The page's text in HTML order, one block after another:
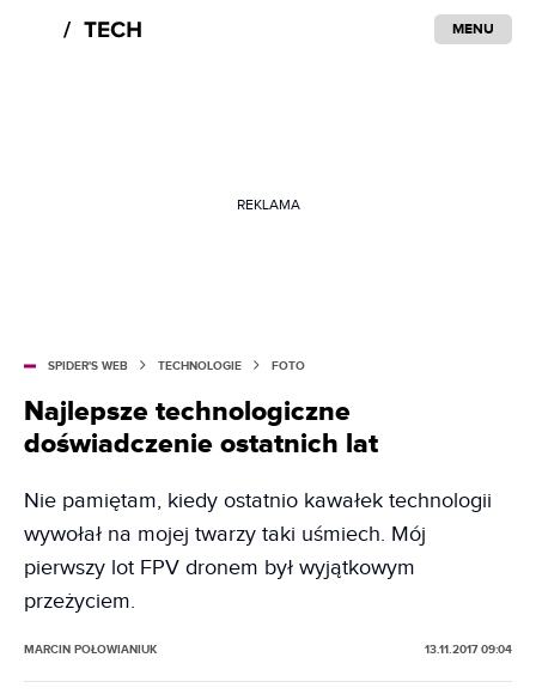
MENU
REKLAMA
SPIDER'S WEB TECHNOLOGIE FOTO
Najlepsze technologiczne
doświadczenie ostatnich lat
Nie pamiętam, kiedy ostatnio kawałek technologii
wywołał na mojej twarzy taki uśmiech. Mój
pierwszy lot FPV dronem był wyjątkowym
przeżyciem.
MARCIN POŁOWIANIUK 13.11.2017 09:04